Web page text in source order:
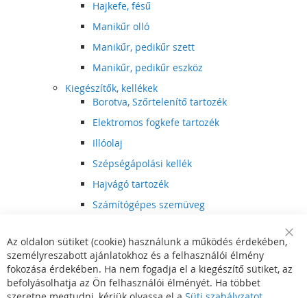
Hajkefe, fésű
Manikűr olló
Manikűr, pedikűr szett
Manikűr, pedikűr eszköz
Kiegészítők, kellékek
Borotva, Szőrtelenítő tartozék
Elektromos fogkefe tartozék
Illóolaj
Szépségápolási kellék
Hajvágó tartozék
Számítógépes szemüveg
Hajvágó kiegészítő
Szórakoztató elektronika
Multimédia
DVD, BluRay lejátszó
Bar
Az oldalon sütiket (cookie) használunk a működés érdekében,
személyreszabott ajánlatokhoz és a felhasználói élmény
fokozása érdekében. Ha nem fogadja el a kiegészítő sütiket, az
befolyásolhatja az Ön felhasználói élményét. Ha többet